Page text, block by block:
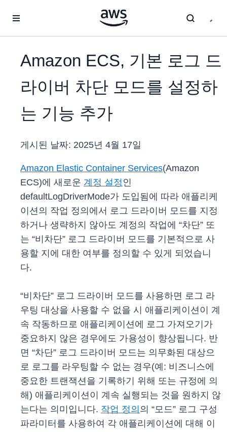
Amazon ECS, 기본 로그 드
라이버 차단 모드를 설정하
는 기능 추가
게시된 날짜: 2025년 4월 17일
Amazon Elastic Container Services(Amazon
ECS)에 새로운 계정 설정 인
defaultLogDriverMode가 도입됨에 따라 애플리케
이션의 작업 정의에서 로그 드라이버 모드를 지정
하거나 생략하지 않아도 계정의 작업에 “차단” 또
는 “비차단” 로그 드라이버 모드를 기본적으로 사
용할 지에 대한 여부를 정의할 수 있게 되었습니
다.
“비차단” 로그 드라이버 모드를 사용하면 로그 라
우팅 대상을 사용할 수 없을 시 애플리케이션이 계
속 작동하므로 애플리케이션에 로그 가져오기가
중요하지 않은 경우에도 가용성이 향상됩니다. 반
면 “차단” 로그 드라이버 모드는 의무화된 대상으
로 로그를 라우팅할 수 없는 경우(예: 비즈니스에
중요한 트랜잭션을 기록하기 위해 또는 규정에 의
해) 애플리케이션이 계속 실행되는 것을 원하지 않
는다는 의미입니다. 작업 정의 의 “모드” 로그 구성
파라미터를 사용하여 각 애플리케이션에 대해 이